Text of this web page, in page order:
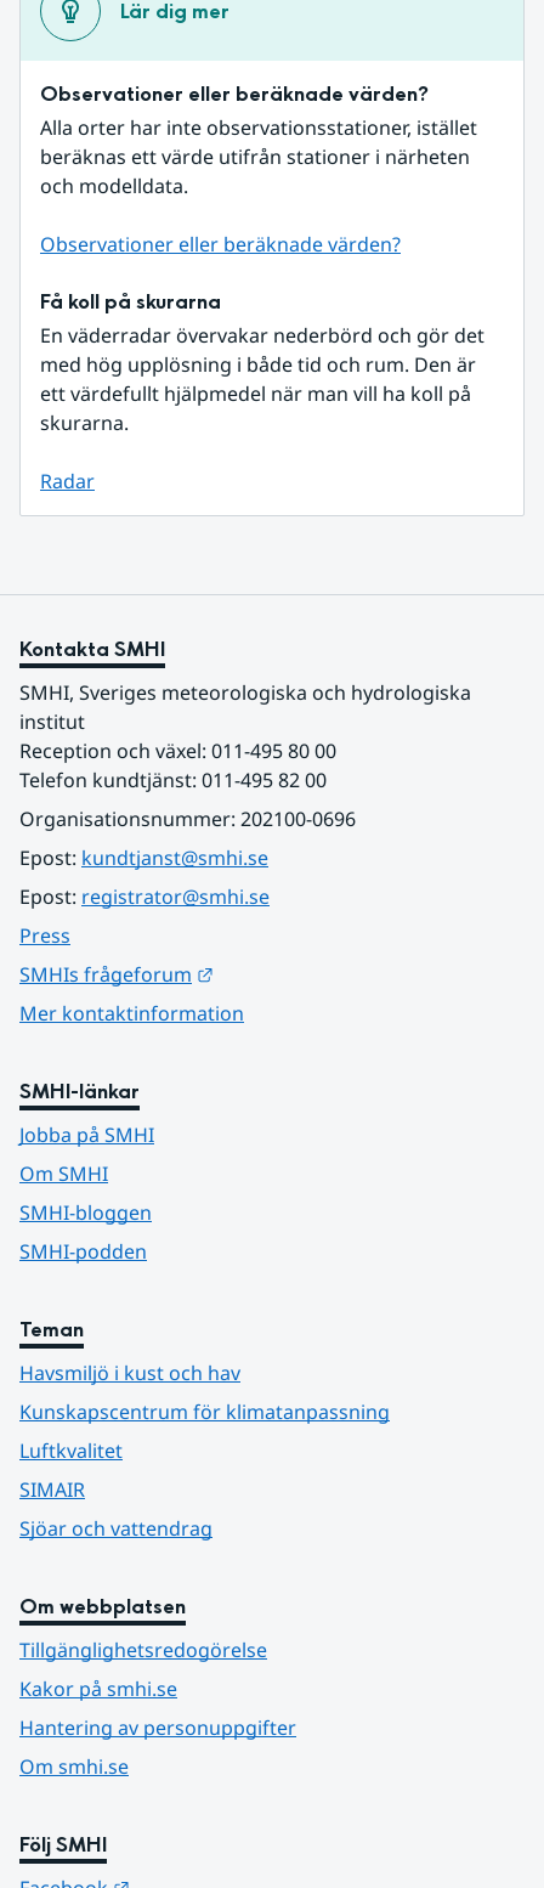
Lär dig mer
Observationer eller beräknade värden?
Alla orter har inte observationsstationer, istället
beräknas ett värde utifrån stationer i närheten
och modelldata.
Observationer eller beräknade värden?
Få koll på skurarna
En väderradar övervakar nederbörd och gör det
med hög upplösning i både tid och rum. Den är
ett värdefullt hjälpmedel när man vill ha koll på
skurarna.
Radar
Kontakta SMHI
SMHI, Sveriges meteorologiska och hydrologiska
institut
Reception och växel: 011-495 80 00
Telefon kundtjänst: 011-495 82 00
Organisationsnummer: 202100-0696
Epost: kundtjanst@smhi.se
Epost: registrator@smhi.se
Press
SMHIs frågeforum
Mer kontaktinformation
SMHI-länkar
Jobba på SMHI
Om SMHI
SMHI-bloggen
SMHI-podden
Teman
Havsmiljö i kust och hav
Kunskapscentrum för klimatanpassning
Luftkvalitet
SIMAIR
Sjöar och vattendrag
Om webbplatsen
Tillgänglighetsredogörelse
Kakor på smhi.se
Hantering av personuppgifter
Om smhi.se
Följ SMHI